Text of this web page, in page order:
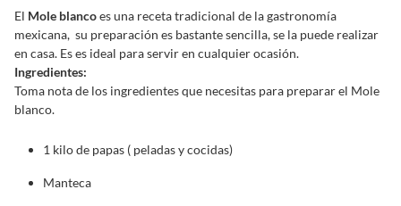
El Mole blancoes una receta tradicional de la gastronomía
mexicana, su preparación es bastante sencilla, se la puede realizar
en casa. Es es ideal para servir en cualquier ocasión.
Ingredientes:
Toma nota de los ingredientes que necesitas para preparar el Mole
blanco.
1 kilo de papas ( peladas y cocidas)
Manteca